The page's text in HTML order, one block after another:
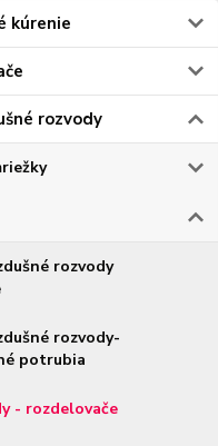
kúrenie
rozvody
rozvody
rozvody-
potrubia
- rozdelovače